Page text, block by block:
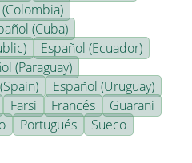
(Cuba)
Español (Ecuador)
(Paraguay)
Español (Uruguay)
Farsi Francés
Guarani
Portugués
Sueco